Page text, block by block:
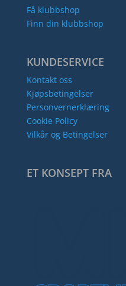
Få klubbshop
Finn din klubbshop
KUNDESERVICE
Kontakt oss
Kjøpsbetingelser
Personvernerklæring
Cookie Policy
Vilkår og Betingelser
ET KONSEPT FRA